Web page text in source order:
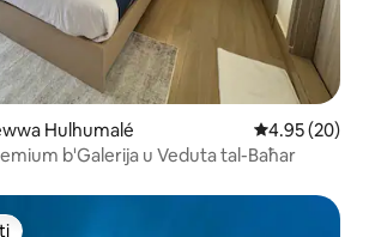
Hulhumalé Rating medju
4.95 (20)
b'Galerija u Veduta tal-Baħar